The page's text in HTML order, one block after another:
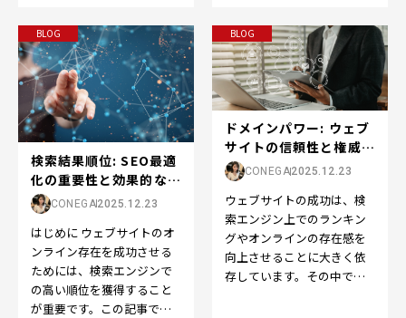
ポイントを押さえてS…
BLOG
検索結果順位: SEO最適
化の重要性と効果的な戦
略 CONEGA2025.12.23
はじめに ウェブサイトのオ
ンライン存在を成功させる
ためには、検索エンジンで
の高い順位を獲得すること
が重要です。この記事で
BLOG
ドメインパワー: ウェブ
サイトの信頼性と権威の
向上をサポート...
CONEGA2025.12.23
ウェブサイトの成功は、検
索エンジン上でのランキン
グやオンラインの存在感を
向上させることに大きく依
存しています。その中で